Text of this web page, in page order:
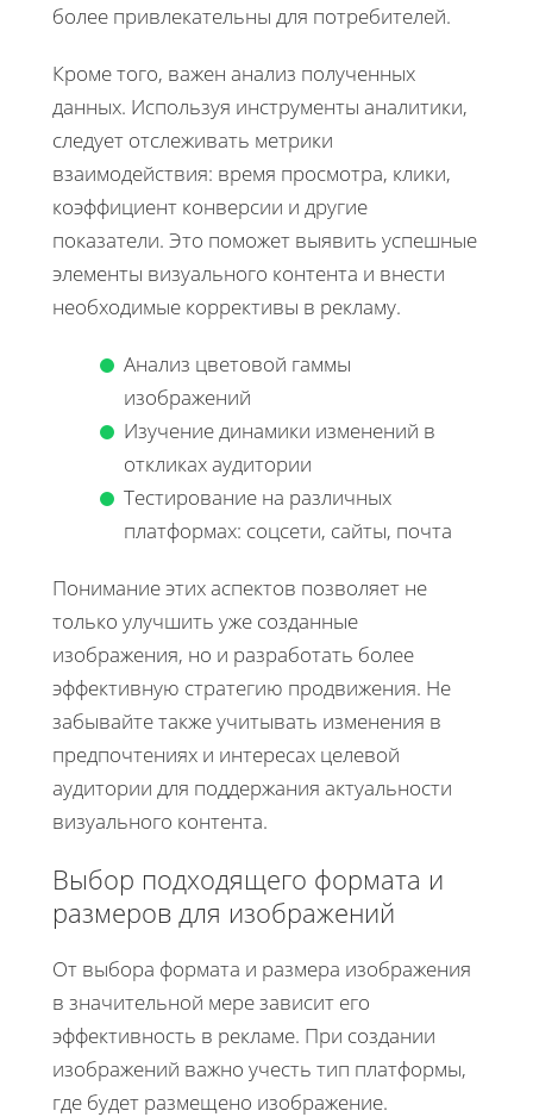
более привлекательны для потребителей.
Кроме того, важен анализ полученных
данных. Используя инструменты аналитики,
следует отслеживать метрики
взаимодействия: время просмотра, клики,
коэффициент конверсии и другие
показатели. Это поможет выявить успешные
элементы визуального контента и внести
необходимые коррективы в рекламу.
Анализ цветовой гаммы
изображений
Изучение динамики изменений в
откликах аудитории
Тестирование на различных
платформах: соцсети, сайты, почта
Понимание этих аспектов позволяет не
только улучшить уже созданные
изображения, но и разработать более
эффективную стратегию продвижения. Не
забывайте также учитывать изменения в
предпочтениях и интересах целевой
аудитории для поддержания актуальности
визуального контента.
Выбор подходящего формата и
размеров для изображений
От выбора формата и размера изображения
в значительной мере зависит его
эффективность в рекламе. При создании
изображений важно учесть тип платформы,
где будет размещено изображение.